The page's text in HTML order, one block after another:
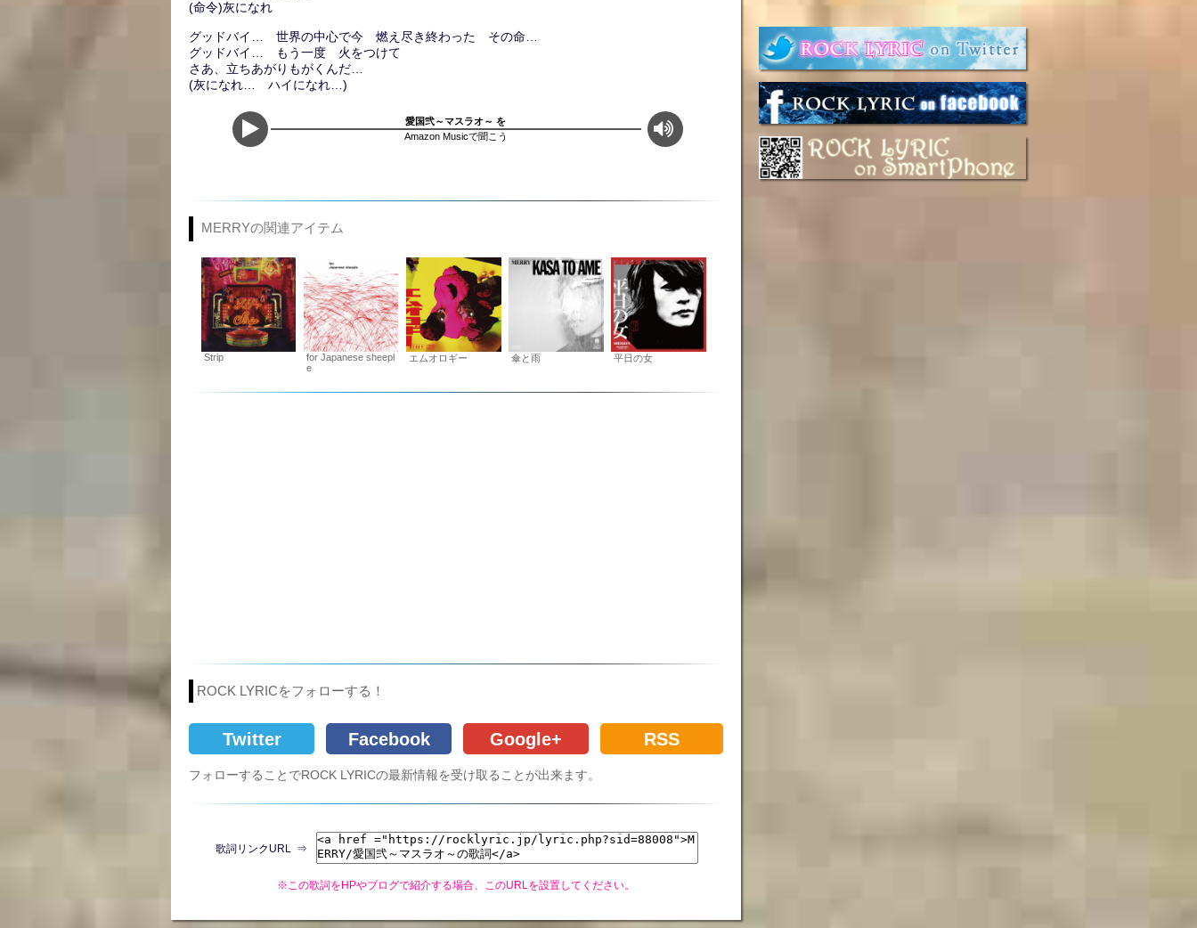
(命令)灰になれ
グッドバイ… 世界の中心で今 燃え尽き終わった その命…
グッドバイ… もう一度 火をつけて
さあ、立ちあがりもがくんだ…
(灰になれ… ハイになれ…)
愛国弐～マスラオ～ を
Amazon Musicで聞こう
MERRYの関連アイテム
Strip
for Japanese sheepl
e
エムオロギー 傘と雨 平日の女
ROCK LYRICをフォローする！
Twitter Facebook Google+ RSS
フォローすることでROCK LYRICの最新情報を受け取ることが出来ます。
歌詞リンクURL ⇒
※この歌詞をHPやブログで紹介する場合、このURLを設置してください。